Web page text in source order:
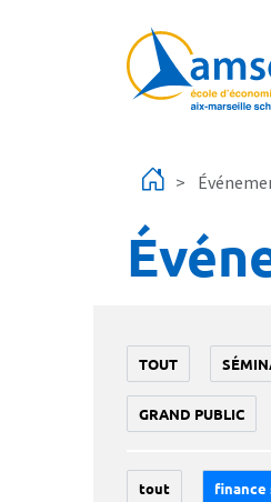
TOUT
GRAND PUBLIC
tout finance